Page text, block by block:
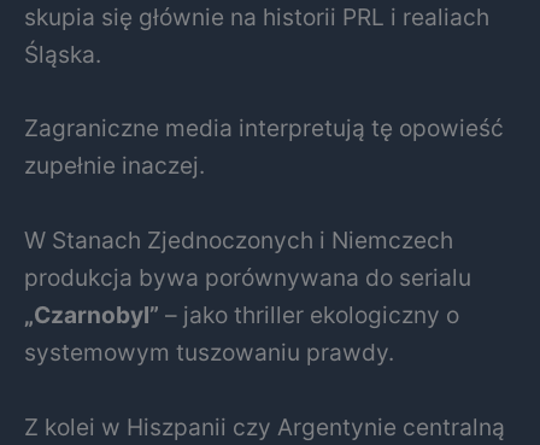
skupia się głównie na historii PRL i realiach
Śląska.
Zagraniczne media interpretują tę opowieść
zupełnie inaczej.
W Stanach Zjednoczonych i Niemczech
produkcja bywa porównywana do serialu
„Czarnobyl” – jako thriller ekologiczny o
systemowym tuszowaniu prawdy.
Z kolei w Hiszpanii czy Argentynie centralną